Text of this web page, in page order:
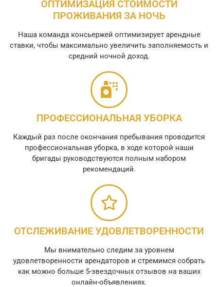
ОПТИМИЗАЦИЯ СТОИМОСТИ
ПРОЖИВАНИЯ ЗА НОЧЬ
Наша команда консьержей оптимизирует арендные
ставки, чтобы максимально увеличить заполняемость и
средний ночной доход.
ПРОФЕССИОНАЛЬНАЯ УБОРКА
Каждый раз после окончания пребывания проводится
профессиональная уборка, в ходе которой наши
бригады руководствуются полным набором
рекомендаций.
ОТСЛЕЖИВАНИЕ УДОВЛЕТВОРЕННОСТИ
Мы внимательно следим за уровнем
удовлетворенности арендаторов и стремимся собрать
как можно больше 5-звездочных отзывов на ваших
онлайн-объявлениях.